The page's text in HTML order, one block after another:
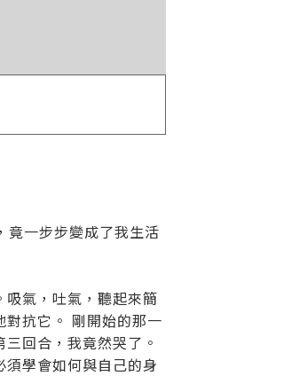
竟一步步變成了我生活
氣，吐氣，聽起來簡
抗它。 剛開始的那一
回合，我竟然哭了。
學會如何與自己的身